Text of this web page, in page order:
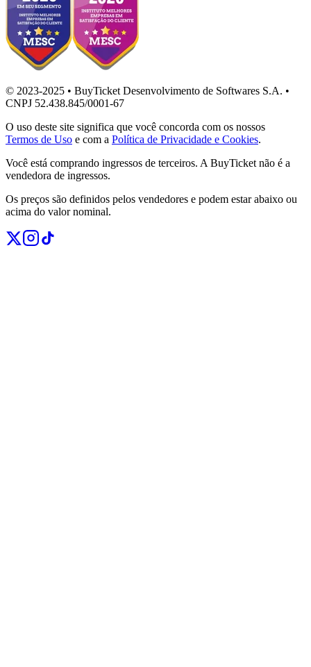
© 2023-2025 • BuyTicket Desenvolvimento de Softwares S.A. •
CNPJ 52.438.845/0001-67
O uso deste site significa que você concorda com os nossos
Termos de Uso e com a Política de Privacidade e Cookies.
Você está comprando ingressos de terceiros. A BuyTicket não é a
vendedora de ingressos.
Os preços são definidos pelos vendedores e podem estar abaixo ou
acima do valor nominal.